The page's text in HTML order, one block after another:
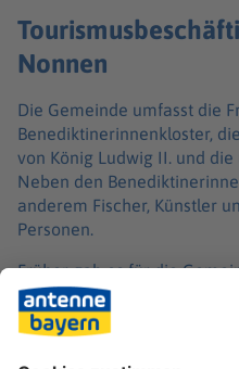
Nonnen
Die Gemeinde umfasst die
Benediktinerinnenkloster,
von König Ludwig II. und
Neben den
anderem Fischer, Künstler
Personen.
Früher gab es für die
der Freien
Wählerliste Kloster. Eine
Gemeinderat. Dieses Mal